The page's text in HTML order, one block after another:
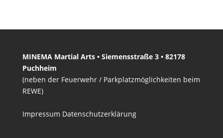
MINEMA Martial Arts • Siemensstraße 3 • 82178
Puchheim
(neben der Feuerwehr / Parkplatzmöglichkeiten beim
REWE)
Impressum Datenschutzerklärung